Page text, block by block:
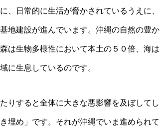
、日常的に生活が脅かされているうえに
地建設が進んでいます。沖縄の自然の豊
は生物多様性において本土の５０倍、海
に生息しているのです。
りすると全体に大きな悪影響を及ぼして
埋め」です。それが沖縄でいま進められ